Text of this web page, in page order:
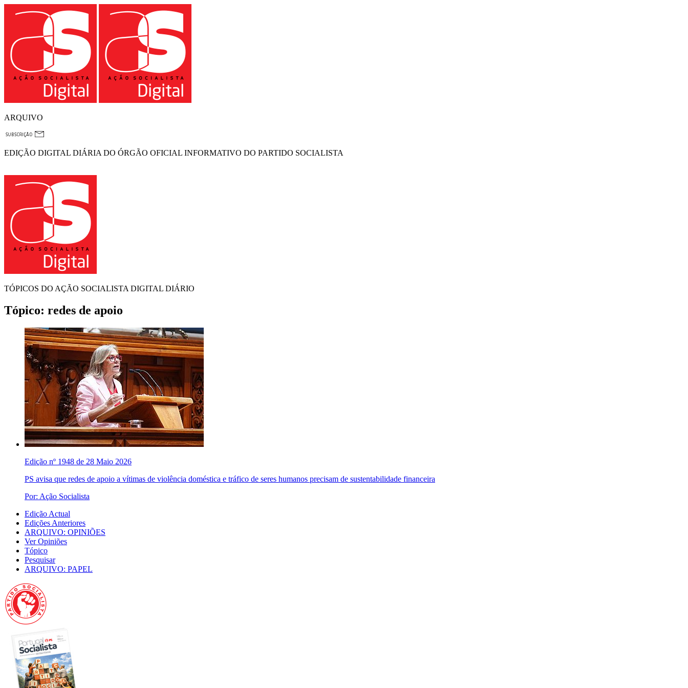
ARQUIVO
EDIÇÃO DIGITAL DIÁRIA DO ÓRGÃO OFICIAL INFORMATIVO DO PARTIDO SOCIALISTA
TÓPICOS DO AÇÃO SOCIALISTA DIGITAL DIÁRIO
Tópico: redes de apoio
Edição nº 1948 de 28 Maio 2026
PS avisa que redes de apoio a vítimas de violência doméstica e tráfico de seres humanos precisam de sustentabilidade financeira
Por: Ação Socialista
Edição Actual
Edições Anteriores
ARQUIVO: OPINIÕES
Ver Opiniões
Tópico
Pesquisar
ARQUIVO: PAPEL